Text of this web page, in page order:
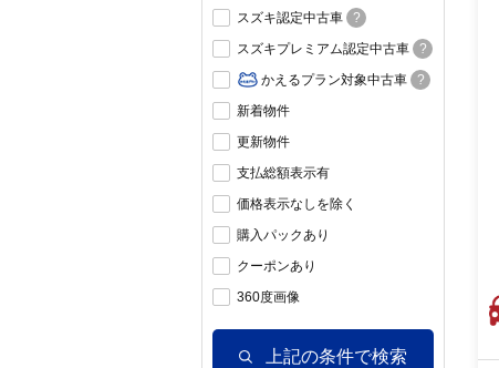
スズキ認定中古車
?
スズキプレミアム認定中古車
?
かえるプラン対象中古車
?
新着物件
更新物件
支払総額表示有
価格表示なしを除く
購入パックあり
クーポンあり
360度画像
上記の条件で検索